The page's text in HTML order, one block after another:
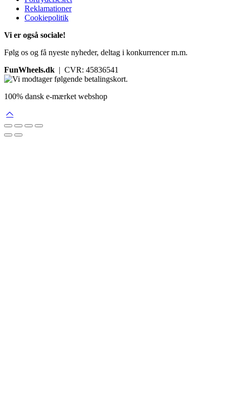
Reklamationer
Cookiepolitik
Vi er også sociale!
Følg os og få nyeste nyheder, deltag i konkurrencer m.m.
FunWheels.dk | CVR: 45836541
100% dansk e-mærket webshop